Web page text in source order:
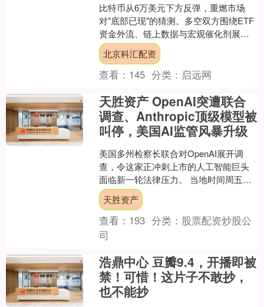
比特币从6万美元下方反弹，重燃市场
对"底部已现"的猜测。多空双方围绕ETF
资金外流、链上数据与宏观催化剂展开
激辩，但分析师警告，市场尚未出现过
去....
北京科汇配资
查看： 145 分类： 启远网
天胜资产 OpenAI突遭联合
调查、Anthropic顶级模型被
叫停，美国AI监管风暴升级
美国多州检察长联合对OpenAI展开调
查，令这家正冲刺上市的人工智能巨头
面临新一轮法律压力。 当地时间周五，
据路透社援引知情人士消息，纽约州检
察长代表多州检察长....
天胜资产
查看： 193 分类： 股票配资炒股公
司
浩鼎中心 豆瓣9.4，开播即被
禁！可惜！这片子不敢抄，
也不能抄